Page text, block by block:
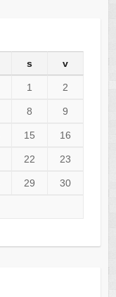
s v
1 2
8 9
15 16
22 23
29 30